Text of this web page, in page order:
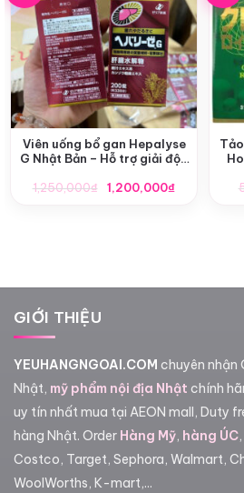
Viên uống bổ gan Hepalyse
G Nhật Bản – Hỗ trợ giải độc
1,250,000₫
Giá
1,200,000₫Giá
GIỚI THIỆU
YEUHANGNGOAI.COM chuyên nhận
Nhật, mỹ phẩm nội địa Nhật chính
uy tín nhất mua tại AEON mall, Duty
hàng Nhật. Order Hàng Mỹ, hàng ÚC
Costco, Target, Sephora, Walmart,
WoolWorths, K-mart,...